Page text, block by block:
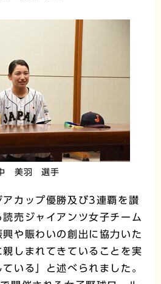
美羽 選手
カップ優勝及び3連覇を讃
売ジャイアンツ女子チーム
や賑わいの創出に協力いた
しまれてきていることを実
いる」と述べられました。